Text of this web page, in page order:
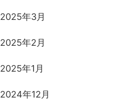
2025年3月
2025年2月
2025年1月
2024年12月